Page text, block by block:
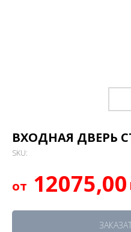
ВХОДНАЯ ДВЕРЬ
SKU:
12075,00